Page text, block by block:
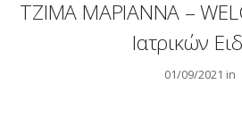
ΤΖΙΜΑ ΜΑΡΙΑΝΝΑ –
Ιατρικών
01/09/2021 in